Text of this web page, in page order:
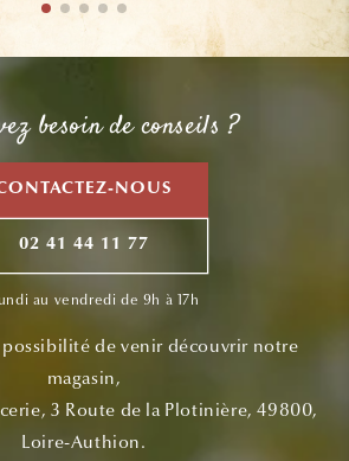
besoin de conseils ?
NOUS
02 41 44 11 77
au vendredi de 9h à 17h
possibilité de venir découvrir notre
magasin,
3 Route de la Plotinière, 49800,
Loire-Authion.